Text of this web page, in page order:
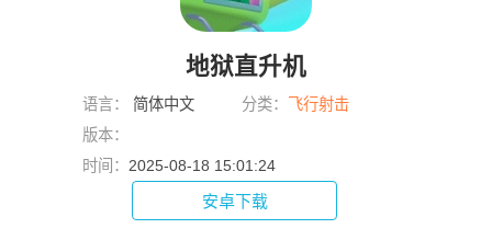
地狱直升机
语言： 简体中文 分类： 飞行射击
版本：
时间： 2025-08-18 15:01:24
安卓下载